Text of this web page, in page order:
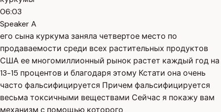
06:03
Speaker A
его сына куркума заняла четвертое место по
продаваемости среди всех растительных продуктов
США ее многомиллионный рынок растет каждый год на
13-15 процентов и благодаря этому Кстати она очень
часто фальсифицируется Причем фальсифицируется
весьма токсичными веществами Сейчас я покажу вам
механизм с помощью которого